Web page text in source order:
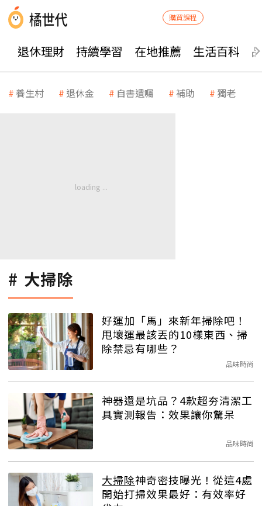
購買課程
退休理財 持續學習 在地推薦 生活百科
養生村 退休金 自書遺囑 補助 獨老
大掃除
好運加「馬」來新年掃除吧！
甩壞運最該丟的10樣東西、掃
除禁忌有哪些？
品味時尚
神器還是坑品？4款超夯清潔工
具實測報告：效果讓你驚呆
品味時尚
大掃除神奇密技曝光！從這4處
開始打掃效果最好：有效率好